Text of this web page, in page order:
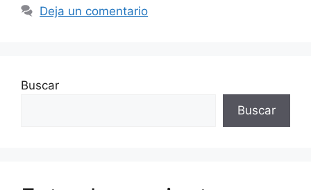
Deja un comentario
Buscar
Buscar